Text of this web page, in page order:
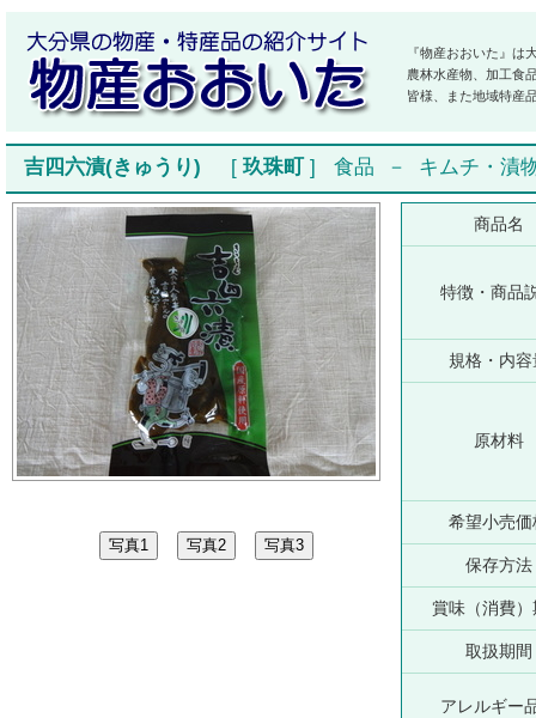
『物産おおいた』は
農林水産物、加工食
皆様、また地域特産
吉四六漬(きゅうり) [ 玖珠町 ] 食品 － キムチ・漬
商品名
特徴・商品
規格・内容
原材料
希望小売価
保存方法
賞味（消費）
取扱期間
アレルギー